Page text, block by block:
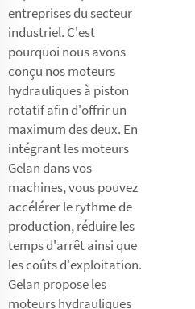
entreprises du secteur
industriel. C'est
pourquoi nous avons
conçu nos moteurs
hydrauliques à piston
rotatif afin d'offrir un
maximum des deux. En
intégrant les moteurs
Gelan dans vos
machines, vous pouvez
accélérer le rythme de
production, réduire les
temps d'arrêt ainsi que
les coûts d'exploitation.
Gelan propose les
moteurs hydrauliques